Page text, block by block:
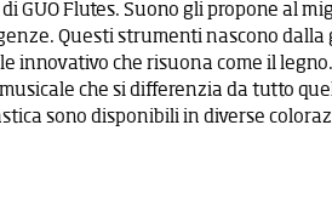
LA
GUO Flutes. Suono gli propone al
Questi strumenti nascono
innovativo che risuona come il
che si differenzia da tutto
sono disponibili in diverse